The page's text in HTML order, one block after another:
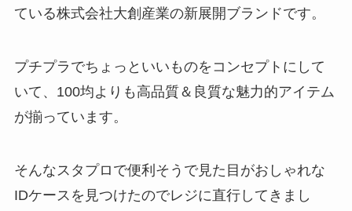
ている株式会社大創産業の新展開ブランドです。
プチプラでちょっといいものをコンセプトにして
いて、100均よりも高品質＆良質な魅力的アイテム
が揃っています。
そんなスタプロで便利そうで見た目がおしゃれな
IDケースを見つけたのでレジに直行してきまし